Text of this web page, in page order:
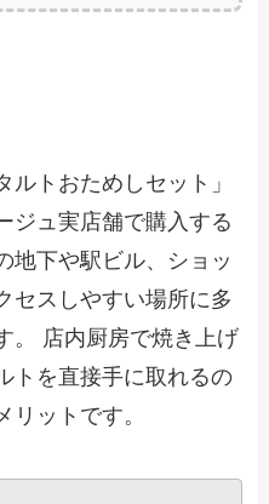
ルトおためしセット」
ジュ実店舗で購入する
地下や駅ビル、ショッ
セスしやすい場所に多
。 店内厨房で焼き上げ
トを直接手に取れるの
リットです。